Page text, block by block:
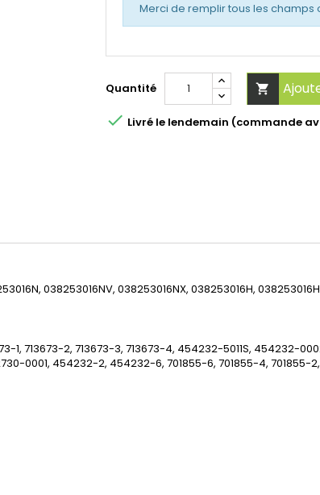
Merci de remplir tous les champs
Quantité 
 Livré le lendemain (commande
038253016NV, 038253016NX, 038253016H,
1, 713673-2, 713673-3, 713673-4, 454232-5011S, 454232-
0001, 454232-2, 454232-6, 701855-6, 701855-4, 701855-